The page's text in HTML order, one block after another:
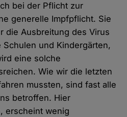
bei der Pflicht zur
generelle Impfpflicht. Sie
die Ausbreitung des Virus
und Kindergärten,
eine solche
Wie wir die letzten
mussten, sind fast alle
betroffen. Hier
erscheint wenig